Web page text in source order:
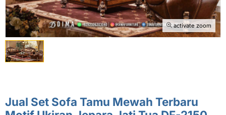
activate zoom
Jual Set Sofa Tamu Mewah Terbaru